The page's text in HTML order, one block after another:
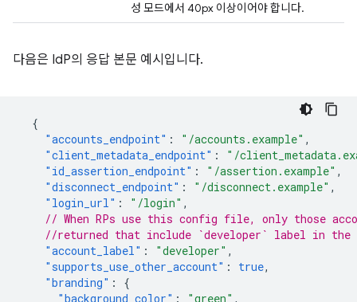
성 모드에서 40px 이상이어야 합니다.
다음은 IdP의 응답 본문 예시입니다.
{
"accounts_endpoint" : "/accounts.example" ,
"client_metadata_endpoint" :
"/
"id_assertion_endpoint" : "/assertion.example" ,
"disconnect_endpoint" : "/disconnect.example" ,
"login_url" : "/login" ,
// When RPs use this config file, only those
//returned that include `developer` label in the
"account_label" : "developer" ,
"supports_use_other_account" : true,
"branding" :
{
"background_color" : "green" ,